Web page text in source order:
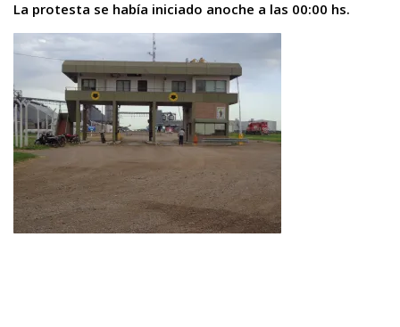
La protesta se había iniciado anoche a las 00:00 hs.